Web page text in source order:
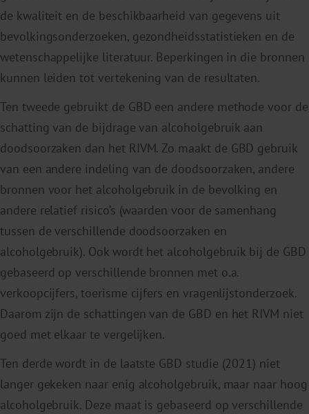
de kwaliteit en de beschikbaarheid van gegevens uit
bevolkingsonderzoeken, gezondheidsstatistieken en de
wetenschappelijke literatuur. Beperkingen in die bronnen
kunnen leiden tot vertekening van de resultaten.
Ten tweede gebruikt de GBD een andere methode voor de
schatting van de bijdrage van alcoholgebruik aan
doodsoorzaken dan het RIVM. Zo maakt de GBD gebruik
van een andere indeling van de doodsoorzaken, andere
bronnen voor het alcoholgebruik in de bevolking en
andere relatief risico’s (waarden voor de samenhang
tussen de verschillende doodsoorzaken en
alcoholgebruik). Ook wordt het alcoholgebruik bij de GBD
gebaseerd op verschillende bronnen met o.a.
verkoopcijfers, toerisme cijfers en vragenlijstonderzoek.
Daarom zijn de schattingen van de GBD en het RIVM niet
goed met elkaar te vergelijken.
Ten derde wordt in de laatste GBD studie (2021) niet
langer gekeken naar enig alcoholgebruik, maar naar hoog
alcoholgebruik. Deze maat is gebaseerd op verschillende